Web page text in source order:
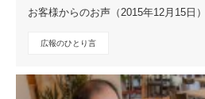
お客様からのお声（2015年12月15日）
広報のひとり言